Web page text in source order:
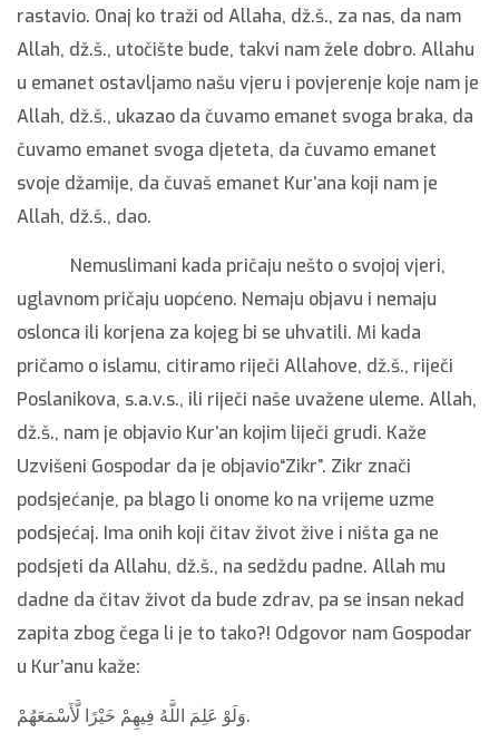
rastavio. Onaj ko traži od Allaha, dž.š., za nas, da nam
Allah, dž.š., utočište bude, takvi nam žele dobro. Allahu
u emanet ostavljamo našu vjeru i povjerenje koje nam je
Allah, dž.š., ukazao da čuvamo emanet svoga braka, da
čuvamo emanet svoga djeteta, da čuvamo emanet
svoje džamije, da čuvaš emanet Kur’ana koji nam je
Allah, dž.š., dao.
Nemuslimani kada pričaju nešto o svojoj vjeri,
uglavnom pričaju uopćeno. Nemaju objavu i nemaju
oslonca ili korjena za kojeg bi se uhvatili. Mi kada
pričamo o islamu, citiramo riječi Allahove, dž.š., riječi
Poslanikova, s.a.v.s., ili riječi naše uvažene uleme. Allah,
dž.š., nam je objavio Kur’an kojim liječi grudi. Kaže
Uzvišeni Gospodar da je objavio“Zikr”. Zikr znači
podsjećanje, pa blago li onome ko na vrijeme uzme
podsjećaj. Ima onih koji čitav život žive i ništa ga ne
podsjeti da Allahu, dž.š., na sedždu padne. Allah mu
dadne da čitav život da bude zdrav, pa se insan nekad
zapita zbog čega li je to tako?! Odgovor nam Gospodar
u Kur’anu kaže:
وَلَوْ عَلِمَ اللَّهُ فِيهِمْ خَيْرًا لَّأَسْمَعَهُمْ.